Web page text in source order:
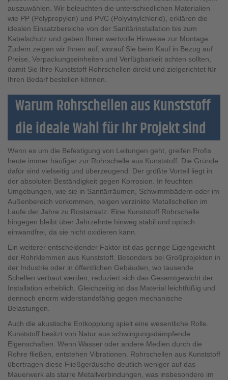
auszuwählen. Wir beleuchten die unterschiedlichen Materialien
wie PP (Polypropylen) und PVC (Polyvinylchlorid), erklären die
idealen Einsatzbereiche von der Sanitärinstallation bis zum
Kabelschutz und geben Ihnen wertvolle Hinweise zur Montage.
Zudem zeigen wir Ihnen auf, worauf Sie beim Kauf in Bezug auf
Preise, Verpackungseinheiten und Verfügbarkeit achten sollten,
damit Sie Ihre Kunststoff Rohrschellen direkt und zielgerichtet für
Ihren Bedarf bestellen können.
Warum Rohrschellen aus Kunststoff
die ideale Wahl für Ihr Projekt sind
Wenn es um die Befestigung von Leitungen geht, greifen Profis
heute immer häufiger zur Rohrschelle aus Kunststoff. Die Gründe
dafür sind vielseitig und überzeugend. Der größte Vorteil liegt in
der absoluten Beständigkeit gegen Korrosion. In feuchten
Umgebungen, wie sie in Sanitärräumen, Schwimmbädern oder im
Außenbereich vorkommen, neigen verzinkte Metallschellen im
Laufe der Jahre zu Rostansatz. Eine Kunststoff Rohrschelle
hingegen bleibt über Jahrzehnte hinweg stabil und optisch
einwandfrei, da sie nicht oxidieren kann.
Ein weiterer entscheidender Faktor ist das geringe Eigengewicht
der Rohrklemmen aus Kunststoff. Besonders bei Großprojekten in
der Industrie oder in öffentlichen Gebäuden, wo tausende
Schellen verbaut werden, reduziert sich das Gesamtgewicht der
Installation erheblich. Gleichzeitig ist das Material leichtfüßig und
dennoch enorm widerstandsfähig gegen mechanische
Belastungen.
Auch die akustische Entkopplung spielt eine wesentliche Rolle.
Kunststoff besitzt von Natur aus schwingungsdämpfende
Eigenschaften. Wenn Wasser oder andere Medien durch die
Rohre fließen, entstehen Vibrationen. Rohrschellen aus Kunststoff
übertragen diese Fließgeräusche deutlich weniger auf das
Mauerwerk als starre Metallverbindungen, was insbesondere im